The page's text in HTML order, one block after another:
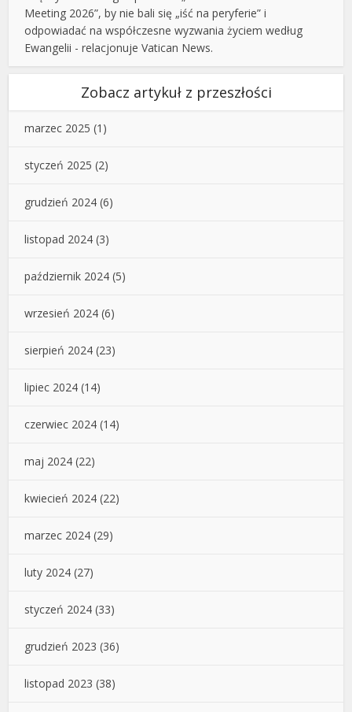
Meeting 2026”, by nie bali się „iść na peryferie” i
odpowiadać na współczesne wyzwania życiem według
Ewangelii - relacjonuje Vatican News.
Zobacz artykuł z przeszłości
marzec 2025 (1)
styczeń 2025 (2)
grudzień 2024 (6)
listopad 2024 (3)
październik 2024 (5)
wrzesień 2024 (6)
sierpień 2024 (23)
lipiec 2024 (14)
czerwiec 2024 (14)
maj 2024 (22)
kwiecień 2024 (22)
marzec 2024 (29)
luty 2024 (27)
styczeń 2024 (33)
grudzień 2023 (36)
listopad 2023 (38)